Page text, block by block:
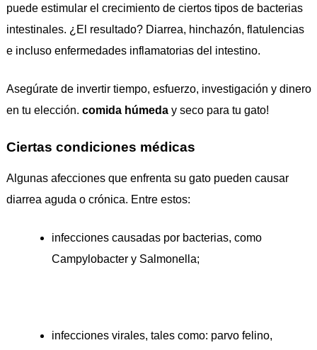
puede estimular el crecimiento de ciertos tipos de bacterias
intestinales. ¿El resultado? Diarrea, hinchazón, flatulencias
e incluso enfermedades inflamatorias del intestino.
Asegúrate de invertir tiempo, esfuerzo, investigación y dinero
en tu elección. comida húmeday seco para tu gato!
Ciertas condiciones médicas
Algunas afecciones que enfrenta su gato pueden causar
diarrea aguda o crónica. Entre estos:
infecciones causadas por bacterias, como
Campylobacter y Salmonella;
infecciones virales, tales como: parvo felino,